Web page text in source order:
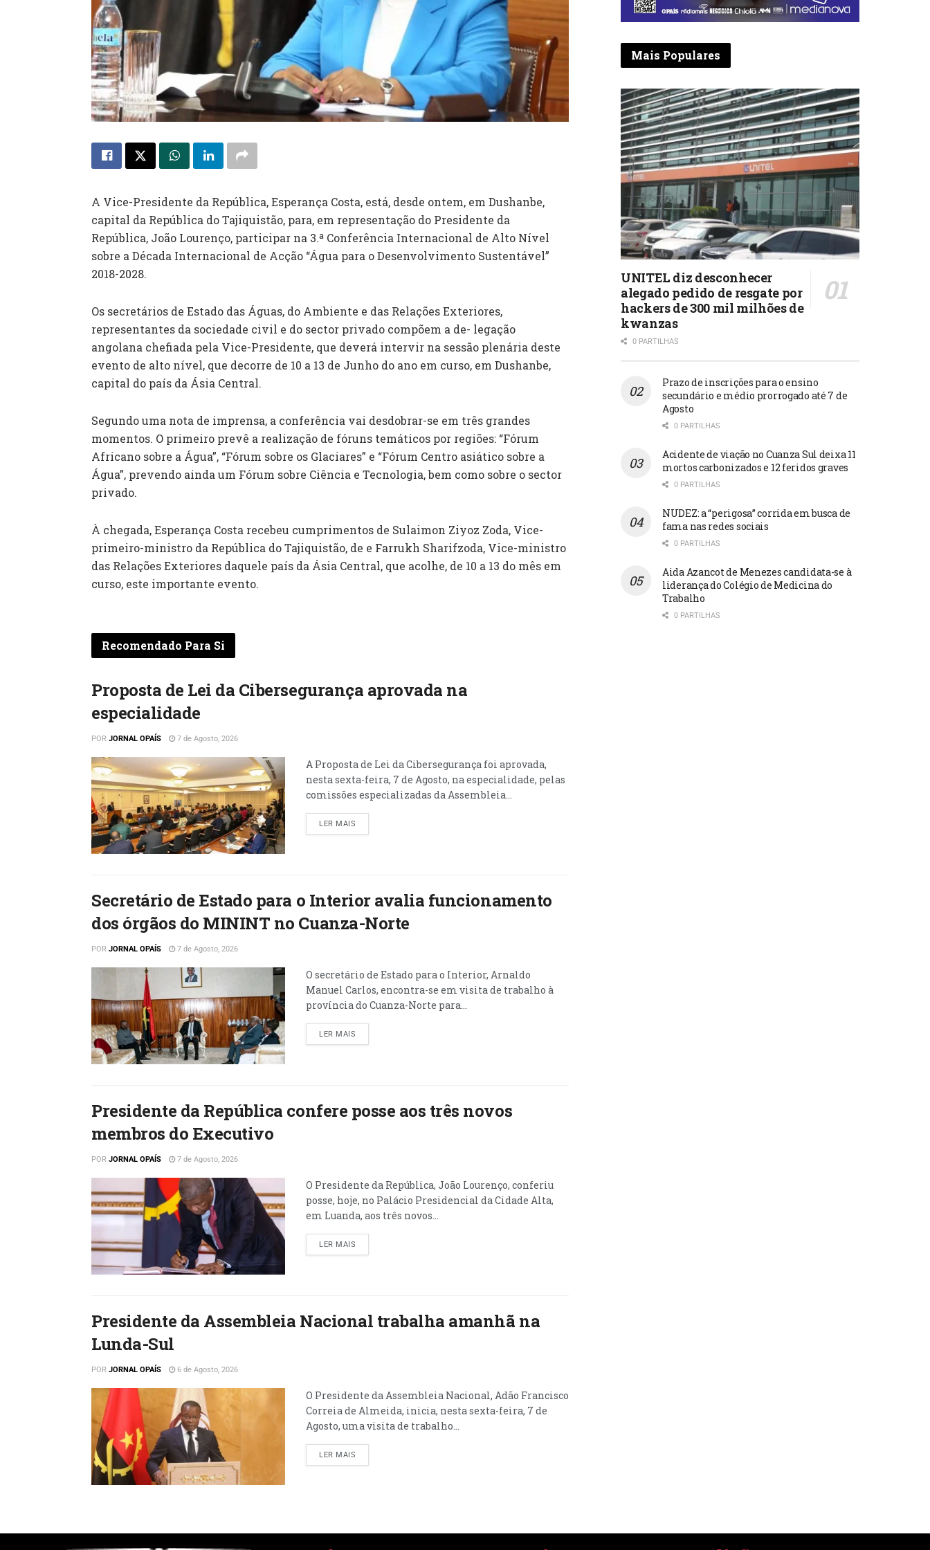
A Vice-Presidente da República, Esperança Costa, está, desde ontem, em Dushanbe,
capital da República do Tajiquistão, para, em representação do Presidente da
República, João Lourenço, participar na 3.ª Conferência Internacional de Alto Nível
sobre a Década Internacional de Acção “Água para o Desenvolvimento Sustentável”
2018-2028.
Os secretários de Estado das Águas, do Ambiente e das Relações Exteriores,
representantes da sociedade civil e do sector privado compõem a de- legação
angolana chefiada pela Vice-Presidente, que deverá intervir na sessão plenária deste
evento de alto nível, que decorre de 10 a 13 de Junho do ano em curso, em Dushanbe,
capital do país da Ásia Central.
Segundo uma nota de imprensa, a conferência vai desdobrar-se em três grandes
momentos. O primeiro prevê a realização de fóruns temáticos por regiões: “Fórum
Africano sobre a Água”, “Fórum sobre os Glaciares” e “Fórum Centro asiático sobre a
Água”, prevendo ainda um Fórum sobre Ciência e Tecnologia, bem como sobre o sector
privado.
À chegada, Esperança Costa recebeu cumprimentos de Sulaimon Ziyoz Zoda, Vice-
primeiro-ministro da República do Tajiquistão, de e Farrukh Sharifzoda, Vice-ministro
das Relações Exteriores daquele país da Ásia Central, que acolhe, de 10 a 13 do mês em
curso, este importante evento.
Recomendado Para Si
Proposta de Lei da Cibersegurança aprovada na
especialidade
POR JORNAL OPAÍS 7 de Agosto, 2026
A Proposta de Lei da Cibersegurança foi aprovada,
nesta sexta-feira, 7 de Agosto, na especialidade, pelas
comissões especializadas da Assembleia...
LER MAIS
Secretário de Estado para o Interior avalia funcionamento
dos órgãos do MININT no Cuanza-Norte
POR JORNAL OPAÍS 7 de Agosto, 2026
O secretário de Estado para o Interior, Arnaldo
Manuel Carlos, encontra-se em visita de trabalho à
província do Cuanza-Norte para...
LER MAIS
Presidente da República confere posse aos três novos
membros do Executivo
POR JORNAL OPAÍS 7 de Agosto, 2026
O Presidente da República, João Lourenço, conferiu
posse, hoje, no Palácio Presidencial da Cidade Alta,
em Luanda, aos três novos...
LER MAIS
Presidente da Assembleia Nacional trabalha amanhã na
Lunda-Sul
POR JORNAL OPAÍS 6 de Agosto, 2026
O Presidente da Assembleia Nacional, Adão Francisco
Correia de Almeida, inicia, nesta sexta-feira, 7 de
Agosto, uma visita de trabalho...
LER MAIS
Mais Populares
UNITEL diz desconhecer
alegado pedido de resgate por
hackers de 300 mil milhões de
kwanzas
0 PARTILHAS
Prazo de inscrições para o ensino
secundário e médio prorrogado até 7 de
Agosto
0 PARTILHAS
Acidente de viação no Cuanza Sul deixa 11
mortos carbonizados e 12 feridos graves
0 PARTILHAS
NUDEZ: a “perigosa” corrida em busca de
fama nas redes sociais
0 PARTILHAS
Aida Azancot de Menezes candidata-se à
liderança do Colégio de Medicina do
Trabalho
0 PARTILHAS